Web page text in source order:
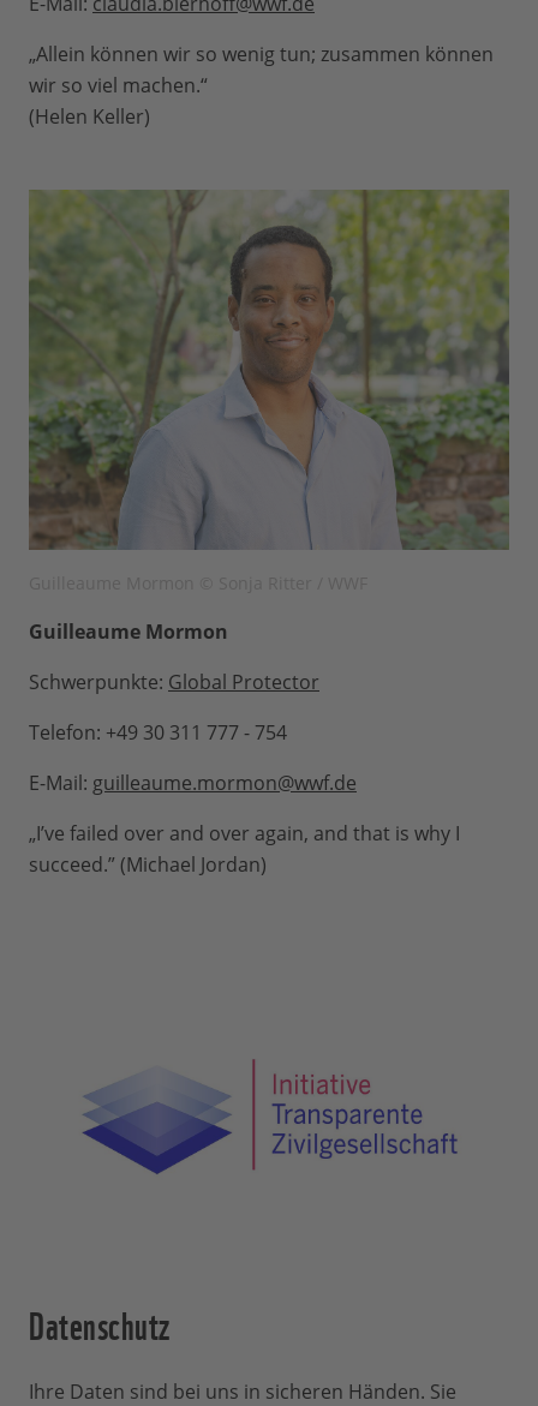
„Allein können wir so wenig tun; zusammen können
wir so viel machen.“
(Helen Keller)
Guilleaume Mormon
Schwerpunkte: Global Protector
Telefon: +49 30 311 777 - 754
E-Mail: guilleaume.mormon@wwf.de
„I’ve failed over and over again, and that is why I
succeed.” (Michael Jordan)
Datenschutz
Ihre Daten sind bei uns in sicheren Händen. Sie